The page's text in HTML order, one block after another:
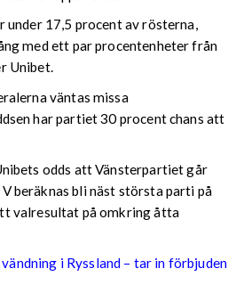
under 17,5 procent av rösterna,
med ett par procentenheter från
Unibet.
väntas missa
har partiet 30 procent chans att
odds att Vänsterpartiet går
beräknas bli näst största parti på
valresultat på omkring åtta
i Ryssland – tar in förbjuden